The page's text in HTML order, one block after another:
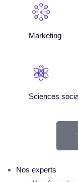
Marketing
Sciences
Nos experts